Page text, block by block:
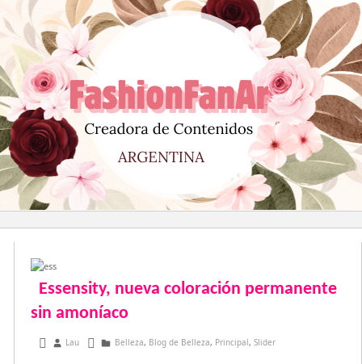
al
contenido
Essensity, nueva coloración permanente
sin amoníaco
junio 26, 2017
Lau Belleza, Blog de Belleza, Principal, Slider